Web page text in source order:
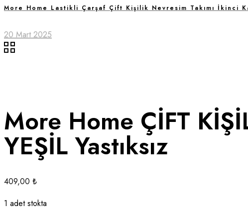
More Home Lastikli Çarşaf Çift Kişilik Nevresim Takımı İkinci
20 Mart 2025
More Home ÇİFT
YEŞİL Yastıksız
409,00 ₺
1 adet stokta